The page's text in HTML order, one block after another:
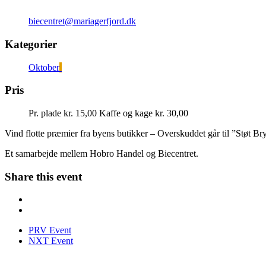
biecentret@mariagerfjord.dk
Kategorier
Oktober
Pris
Pr. plade kr. 15,00 Kaffe og kage kr. 30,00
Vind flotte præmier fra byens butikker – Overskuddet går til ”Støt
Et samarbejde mellem Hobro Handel og Biecentret.
Share this event
PRV Event
NXT Event